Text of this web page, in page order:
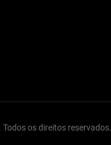
os direitos reservados.